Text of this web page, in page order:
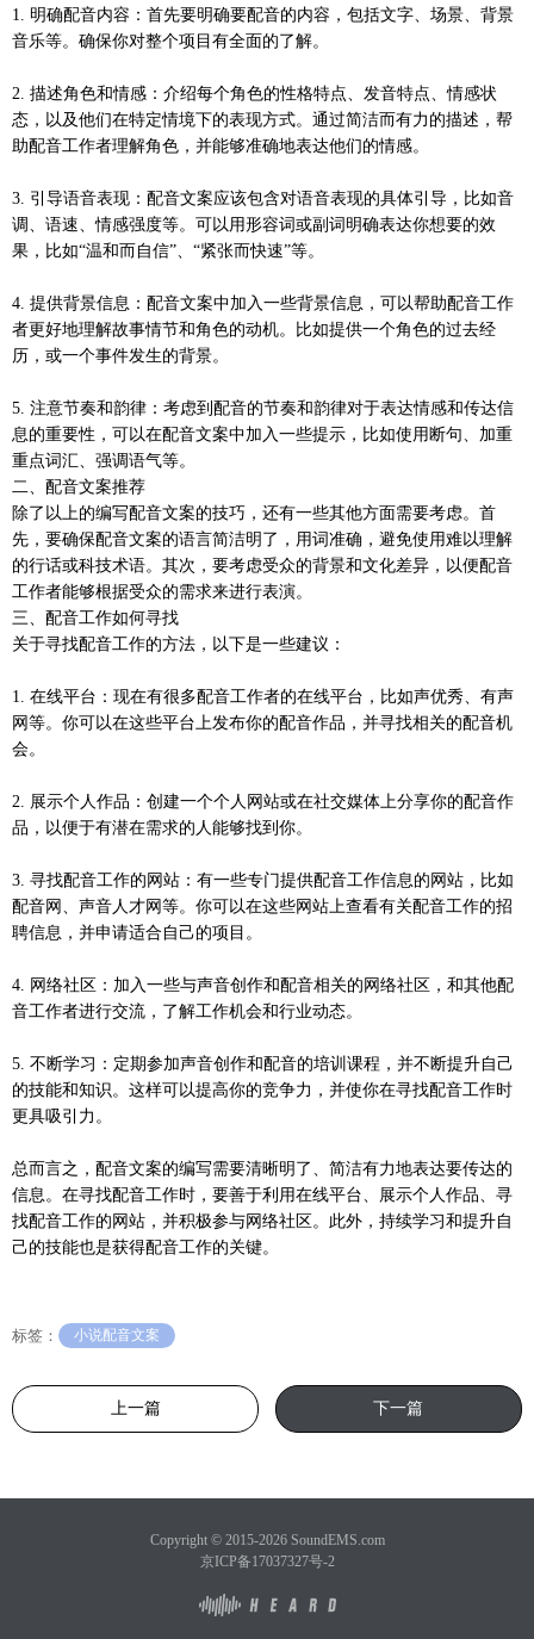
1. 明确配音内容：首先要明确要配音的内容，包括文字、场景、背景
音乐等。确保你对整个项目有全面的了解。
2. 描述角色和情感：介绍每个角色的性格特点、发音特点、情感状
态，以及他们在特定情境下的表现方式。通过简洁而有力的描述，帮
助配音工作者理解角色，并能够准确地表达他们的情感。
3. 引导语音表现：配音文案应该包含对语音表现的具体引导，比如音
调、语速、情感强度等。可以用形容词或副词明确表达你想要的效
果，比如“温和而自信”、“紧张而快速”等。
4. 提供背景信息：配音文案中加入一些背景信息，可以帮助配音工作
者更好地理解故事情节和角色的动机。比如提供一个角色的过去经
历，或一个事件发生的背景。
5. 注意节奏和韵律：考虑到配音的节奏和韵律对于表达情感和传达信
息的重要性，可以在配音文案中加入一些提示，比如使用断句、加重
重点词汇、强调语气等。
二、配音文案推荐
除了以上的编写配音文案的技巧，还有一些其他方面需要考虑。首
先，要确保配音文案的语言简洁明了，用词准确，避免使用难以理解
的行话或科技术语。其次，要考虑受众的背景和文化差异，以便配音
工作者能够根据受众的需求来进行表演。
三、配音工作如何寻找
关于寻找配音工作的方法，以下是一些建议：
1. 在线平台：现在有很多配音工作者的在线平台，比如声优秀、有声
网等。你可以在这些平台上发布你的配音作品，并寻找相关的配音机
会。
2. 展示个人作品：创建一个个人网站或在社交媒体上分享你的配音作
品，以便于有潜在需求的人能够找到你。
3. 寻找配音工作的网站：有一些专门提供配音工作信息的网站，比如
配音网、声音人才网等。你可以在这些网站上查看有关配音工作的招
聘信息，并申请适合自己的项目。
4. 网络社区：加入一些与声音创作和配音相关的网络社区，和其他配
音工作者进行交流，了解工作机会和行业动态。
5. 不断学习：定期参加声音创作和配音的培训课程，并不断提升自己
的技能和知识。这样可以提高你的竞争力，并使你在寻找配音工作时
更具吸引力。
总而言之，配音文案的编写需要清晰明了、简洁有力地表达要传达的
信息。在寻找配音工作时，要善于利用在线平台、展示个人作品、寻
找配音工作的网站，并积极参与网络社区。此外，持续学习和提升自
己的技能也是获得配音工作的关键。
标签： 小说配音文案
上一篇 下一篇
Copyright © 2015-2026 SoundEMS.com
京ICP备17037327号-2